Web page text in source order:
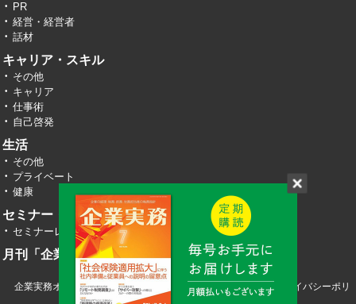
PR
経営・経営者
話材
キャリア・スキル
その他
キャリア
仕事術
自己啓発
生活
その他
プライベート
健康
セミナー・イベント
セミナーレポート
月刊「企業実務」
企業実務オンライン TOP 運営会社 お問い合わせ
プライバシーポリ